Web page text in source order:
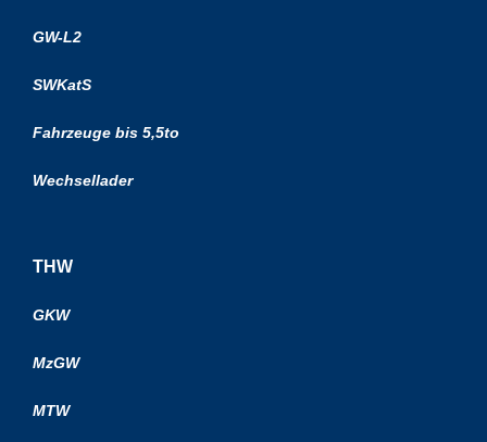
GW-L2
SWKatS
Fahrzeuge bis 5,5to
Wechsellader
THW
GKW
MzGW
MTW